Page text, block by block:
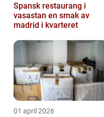
Spansk restaurang i
vasastan en smak av
madrid i kvarteret
01 april 2026